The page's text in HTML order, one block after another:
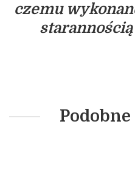
czemu
starannością